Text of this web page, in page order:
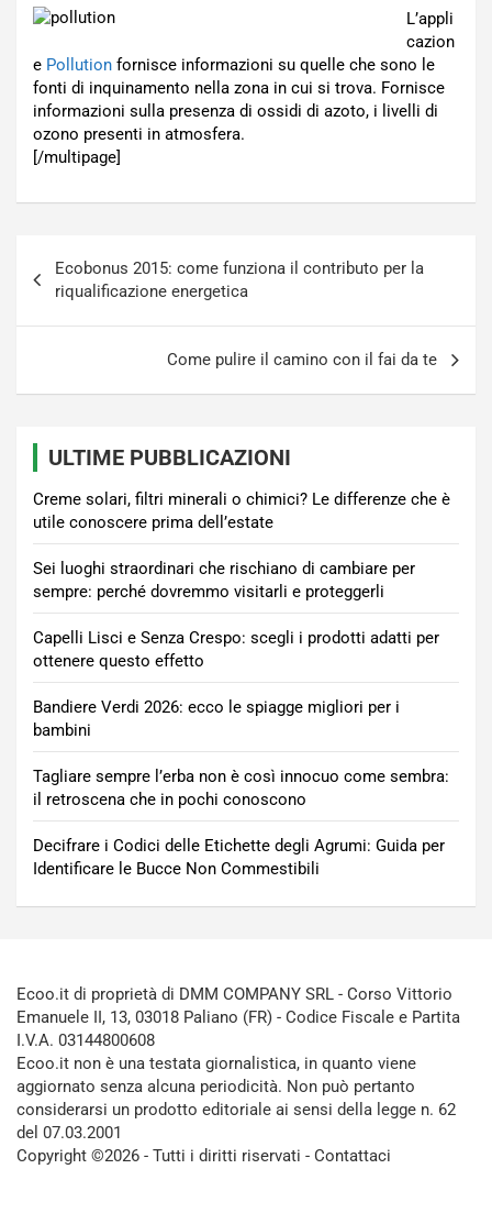
L’appli
cazion
e Pollution fornisce informazioni su quelle che sono le
fonti di inquinamento nella zona in cui si trova. Fornisce
informazioni sulla presenza di ossidi di azoto, i livelli di
ozono presenti in atmosfera.
[/multipage]
articoli
Ecobonus 2015: come funziona il contributo per la
riqualificazione energetica
Come pulire il camino con il fai da te
ULTIME PUBBLICAZIONI
Creme solari, filtri minerali o chimici? Le differenze che è
utile conoscere prima dell’estate
Sei luoghi straordinari che rischiano di cambiare per
sempre: perché dovremmo visitarli e proteggerli
Capelli Lisci e Senza Crespo: scegli i prodotti adatti per
ottenere questo effetto
Bandiere Verdi 2026: ecco le spiagge migliori per i
bambini
Tagliare sempre l’erba non è così innocuo come sembra:
il retroscena che in pochi conoscono
Decifrare i Codici delle Etichette degli Agrumi: Guida per
Identificare le Bucce Non Commestibili
Ecoo.it di proprietà di DMM COMPANY SRL - Corso Vittorio
Emanuele II, 13, 03018 Paliano (FR) - Codice Fiscale e Partita
I.V.A. 03144800608
Ecoo.it non è una testata giornalistica, in quanto viene
aggiornato senza alcuna periodicità. Non può pertanto
considerarsi un prodotto editoriale ai sensi della legge n. 62
del 07.03.2001
Copyright ©2026 - Tutti i diritti riservati - Contattaci